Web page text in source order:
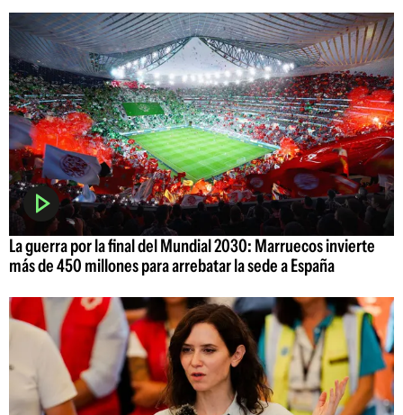
La guerra por la final del Mundial 2030: Marruecos invierte
más de 450 millones para arrebatar la sede a España